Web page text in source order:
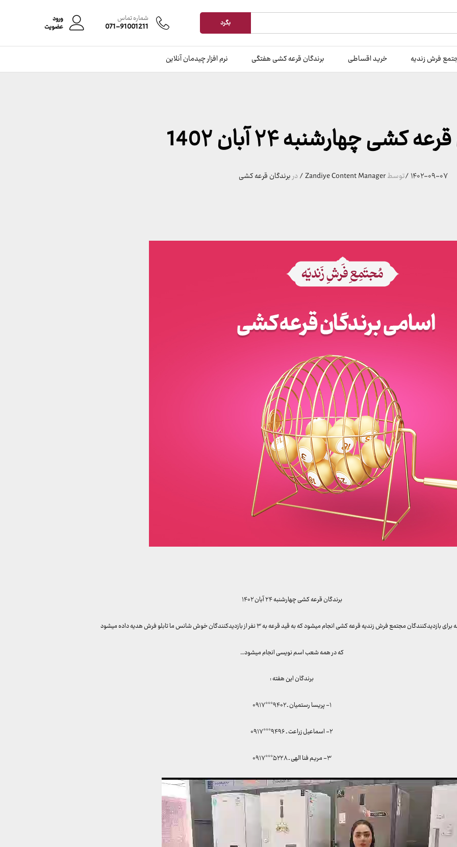
بگرد شماره تماس
071-91001211
ورود
عضویت
فرش زندیه خرید اقساطی برندگان قرعه کشی هفتگی نرم افزار چیدمان آنلاین
کشی چهارشنبه ۲۴ آبان 140۲
۱۴۰۲-۰۹-۰۷/توسطZandiye Content Manager
/دربرندگان قرعه کشی
برندگان قرعه کشی چهارشنبه ۲۴ آبان ۱۴۰۲
مجتمع فرش زندیه قرعه کشی انجام میشود که به قید قرعه به ۳ نفر از بازدیدکنندگان خوش شانس ما تابلو فرش هدیه داده میشود
که در همه شعب اسم نویسی انجام میشود…
برندگان این هفته :
۱- پریسا رستمیان ـ ۹۴۰۲***۰۹۱۷
۲- اسماعیل زراعت ـ ۹۴۹۶***۰۹۱۷
۳- مریم فنا الهی ـ ۵۲۲۸***۰۹۱۷